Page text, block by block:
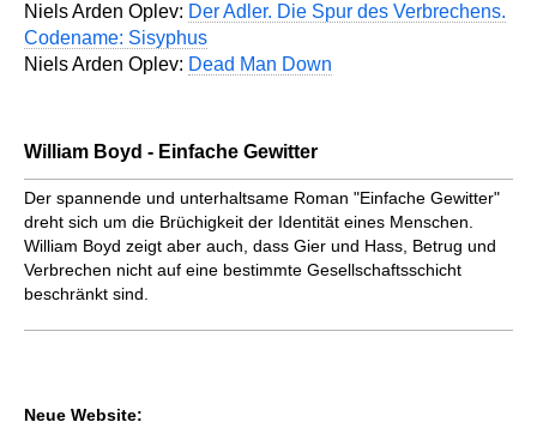
Niels Arden Oplev: Der Adler. Die Spur des Verbrechens.
Codename: Sisyphus
Niels Arden Oplev: Dead Man Down
William Boyd - Einfache Gewitter
Der spannende und unterhaltsame Roman "Einfache Gewitter"
dreht sich um die Brüchigkeit der Identität eines Menschen.
William Boyd zeigt aber auch, dass Gier und Hass, Betrug und
Verbrechen nicht auf eine bestimmte Gesellschaftsschicht
beschränkt sind.
Neue Website: